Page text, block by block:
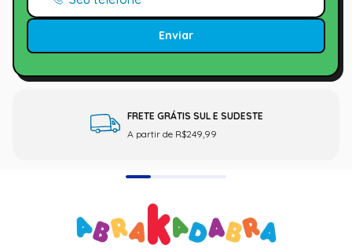
Enviar
FRETE GRÁTIS SUL E SUDESTE
A partir de R$249,99